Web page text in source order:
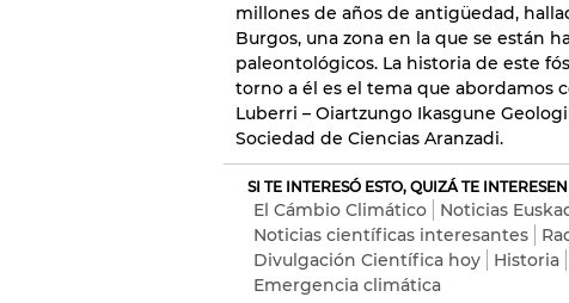
millones de años de antigüedad,
Burgos, una zona en la que se están
paleontológicos. La historia de este
torno a él es el tema que abordamos
Luberri – Oiartzungo Ikasgune
Sociedad de Ciencias Aranzadi.
SI TE INTERESÓ ESTO, QUIZÁ TE
El Cámbio Climático
Noticias
Noticias científicas interesantes
Divulgación Científica hoy
Historia
Emergencia climática